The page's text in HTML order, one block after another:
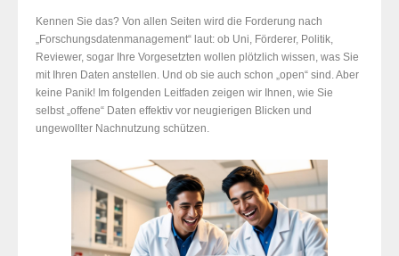
Kennen Sie das? Von allen Seiten wird die Forderung nach
„Forschungsdatenmanagement“ laut: ob Uni, Förderer, Politik,
Reviewer, sogar Ihre Vorgesetzten wollen plötzlich wissen, was Sie
mit Ihren Daten anstellen. Und ob sie auch schon „open“ sind. Aber
keine Panik! Im folgenden Leitfaden zeigen wir Ihnen, wie Sie
selbst „offene“ Daten effektiv vor neugierigen Blicken und
ungewollter Nachnutzung schützen.